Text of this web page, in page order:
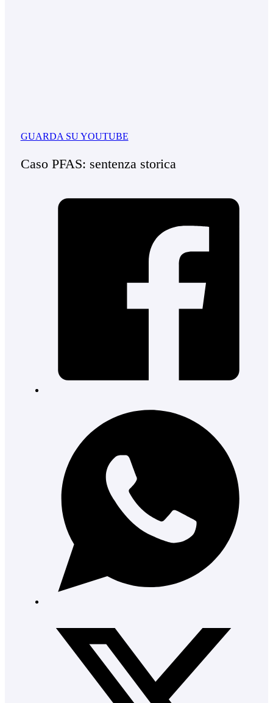
GUARDA SU YOUTUBE
Caso PFAS: sentenza storica